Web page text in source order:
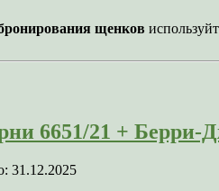
щенков
6651/21 + Берри-
31.12.2025